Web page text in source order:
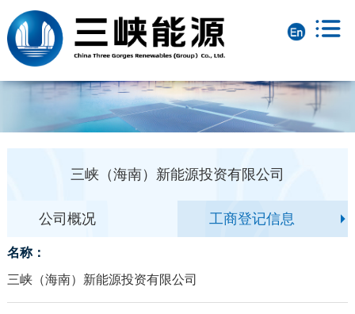
三峡（海南）新能源投资有限公司
公司概况 工商登记信息
名称：
三峡（海南）新能源投资有限公司